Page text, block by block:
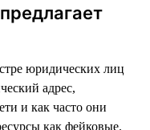
юридических лиц
адрес,
и как часто они
как фейковые.